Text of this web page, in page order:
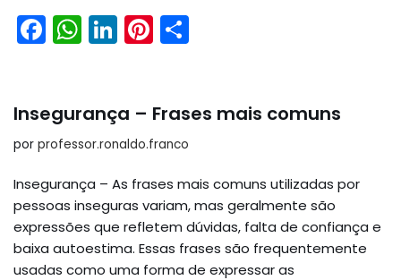
F
a
e
b
o
o
k
W
h
ts
A
p
p
Li
n
e
dI
n
Pi
nt
e
st
e
Insegurança – Frases mais comuns
por professor.ronaldo.franco
Insegurança – As frases mais comuns utilizadas por
pessoas inseguras variam, mas geralmente são
expressões que refletem dúvidas, falta de confiança e
baixa autoestima. Essas frases são frequentemente
usadas como uma forma de expressar as